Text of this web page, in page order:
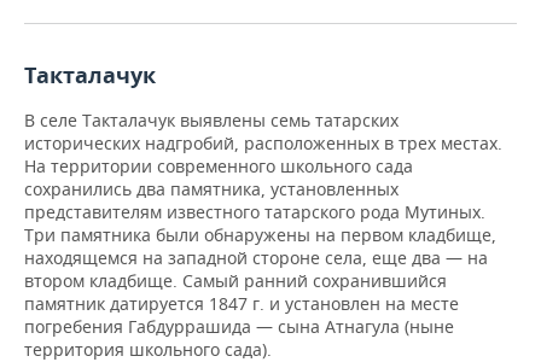
ВОДНЫЕ ВИДЫ СПОРТА
ХОККЕЙ С МЯЧОМ
ОБРАЗОВАНИЕ
ПРОИСШЕСТВИЯ
Такталачук
В селе Такталачук выявлены семь татарских
исторических надгробий, расположенных в трех местах.
На территории современного школьного сада
сохранились два памятника, установленных
представителям известного татарского рода Мутиных.
Три памятника были обнаружены на первом кладбище,
находящемся на западной стороне села, еще два — на
втором кладбище. Самый ранний сохранившийся
памятник датируется 1847 г. и установлен на месте
погребения Габдуррашида — сына Атнагула (ныне
территория школьного сада).